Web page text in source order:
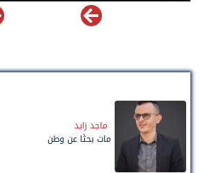
ماجد زايد
مات بحثًا عن وطن